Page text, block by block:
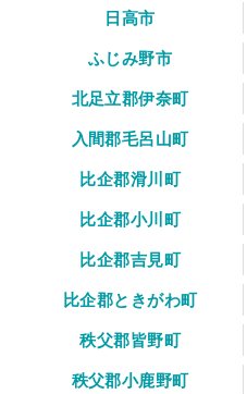
日高市
ふじみ野市
北足立郡伊奈町
入間郡毛呂山町
比企郡滑川町
比企郡小川町
比企郡吉見町
比企郡ときがわ町
秩父郡皆野町
秩父郡小鹿野町